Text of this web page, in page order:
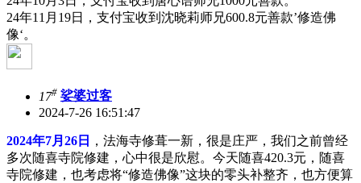
24年11月19日，支付宝收到沈晓莉师兄600.8元善款’修造佛
像‘。
17# 娑婆过客
2024-7-26 16:51:47
2024年7月26日
，法海寺修葺一新，很是庄严，我们之前曾经
多次随喜寺院修建，心中很是欣慰。今天随喜420.3元，随喜
寺院修建，也考虑将“修造佛像”这块的零头补整齐，也方便算